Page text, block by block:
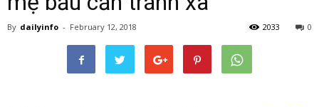
By dailyinfo - February 12, 2018 0
2033